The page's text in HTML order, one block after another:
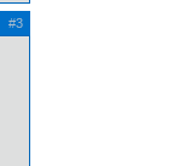
#3